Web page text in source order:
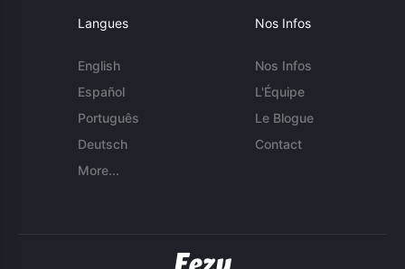
Langues
English
Español
Português
Deutsch
More...
Nos Infos
Nos Infos
L'Équipe
Le Blogue
Contact